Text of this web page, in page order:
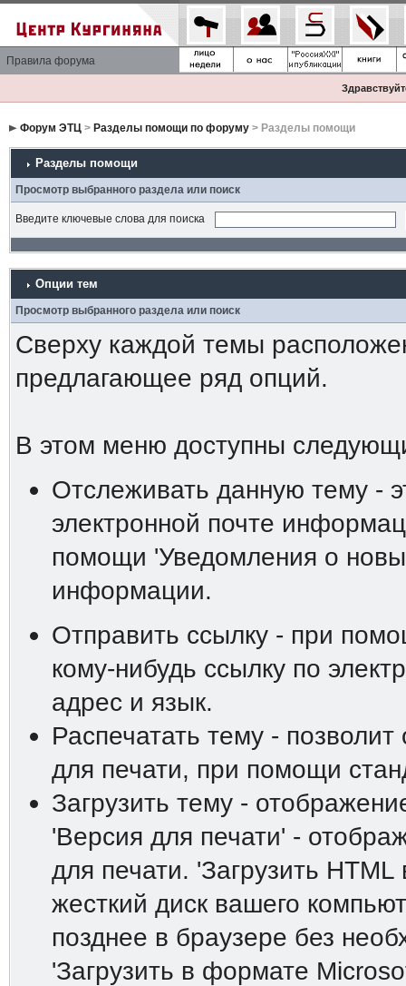
Правила форума
Форум ЭТЦ> Разделы помощи по форуму> Разделы помощи
Разделы помощи
Просмотр выбранного раздела или поиск
Введите ключевые слова для поиска
Опции тем
Просмотр выбранного раздела или поиск
Сверху каждой темы
предлагающее ряд опций.
В этом меню доступны
Отслеживать данную тему -
электронной почте
помощи 'Уведомления о
информации.
Отправить ссылку - при
кому-нибудь ссылку по
адрес и язык.
Распечатать тему -
для печати, при помощи
Загрузить тему -
'Версия для печати' -
для печати. 'Загрузить
жесткий диск вашего
позднее в браузере без
'Загрузить в формате